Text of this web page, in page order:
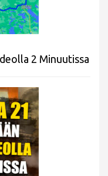
2 Minuutissa